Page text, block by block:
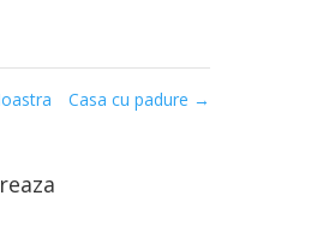
Casa cu padure →